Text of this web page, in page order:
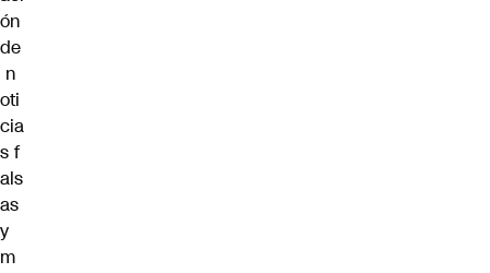
ón
de
n
oti
cia
s f
als
as
y
m